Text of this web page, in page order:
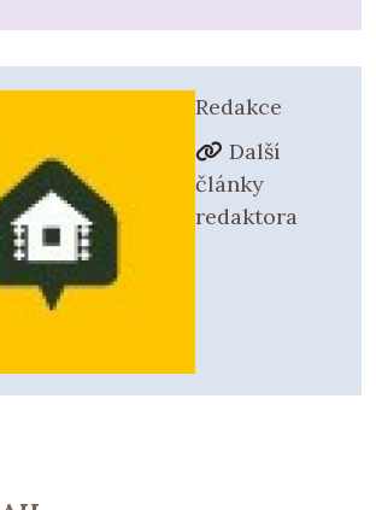
Redakce
Další
články
redaktora